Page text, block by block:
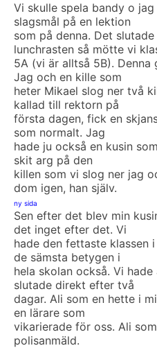
Vi skulle spela bandy o
slagsmål på en lektion
som på denna. Det
lunchrasten så mötte vi
5A (vi är alltså 5B). Denna
Jag och en kille som
heter Mikael slog ner två
kallad till rektorn på
första dagen, fick en
som normalt. Jag
hade ju också en kusin
skit arg på den
killen som vi slog ner jag
dom igen, han själv.
ny sida
Sen efter det blev min
det inget efter det. Vi
hade den fettaste klassen
de sämsta betygen i
hela skolan också. Vi
slutade direkt efter två
dagar. Ali som en hette i
en lärare som
vikarierade för oss. Ali
polisanmäld.